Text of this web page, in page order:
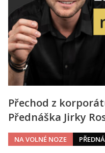
Přechod z
Přednáška Jirky
NA VOLNÉ NOZE